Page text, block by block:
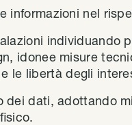
informazioni nel
individuando
idonee misure
le libertà degli
dei dati, adottando